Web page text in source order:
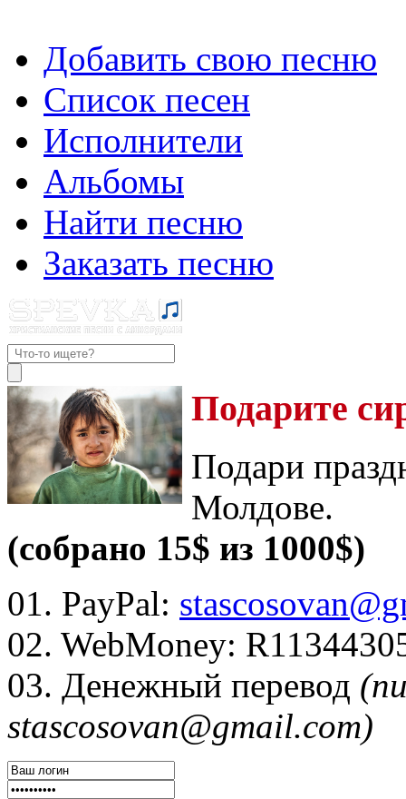
Добавить свою песню
Список песен
Исполнители
Альбомы
Найти песню
Заказать песню
Подарите
Подари
Молдове.
(собрано 15$ из 1000$)
01. PayPal:
02. WebMoney:
03. Денежный перевод
stascosovan@gmail.com)